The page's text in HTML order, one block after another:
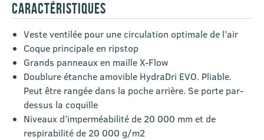
CARACTÉRISTIQUES
Veste ventilée pour une circulation optimale de l’air
Coque principale en ripstop
Grands panneaux en maille X-Flow
Doublure étanche amovible HydraDri EVO. Pliable.
Peut être rangée dans la poche arrière. Se porte par-
dessus la coquille
Niveaux d’imperméabilité de 20 000 mm et de
respirabilité de 20 000 g/m2